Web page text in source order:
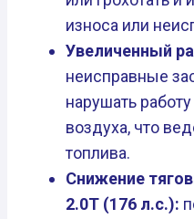
износа или
Увеличенный
неисправные
нарушать
воздуха, что
топлива.
Снижение
2.0T (176 л.с.):